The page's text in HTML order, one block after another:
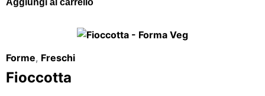
Forme, Freschi
Fioccotta